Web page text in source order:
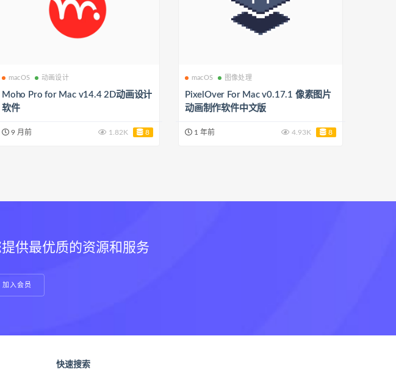
macOS 动画设计
Moho Pro for Mac v14.4 2D动画设计
软件
9 月前 1.82K 8
macOS 图像处理
PixelOver For Mac v0.17.1 像素图片
动画制作软件中文版
1 年前 4.93K 8
供最优质的资源和服务
加入会员
快速搜索